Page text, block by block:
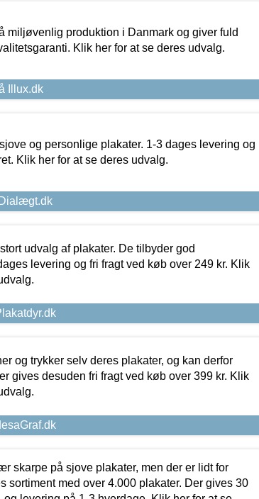
miljøvenlig produktion i Danmark og giver fuld
Klik her for at se deres udvalg.
Illux.dk
og personlige plakater. 1-3 dages levering og
Klik her for at se deres udvalg.
udvalg af plakater. De tilbyder god
levering og fri fragt ved køb over 249 kr. Klik
og trykker selv deres plakater, og kan derfor
gives desuden fri fragt ved køb over 399 kr. Klik
skarpe på sjove plakater, men der er lidt for
sortiment med over 4.000 plakater. Der gives 30